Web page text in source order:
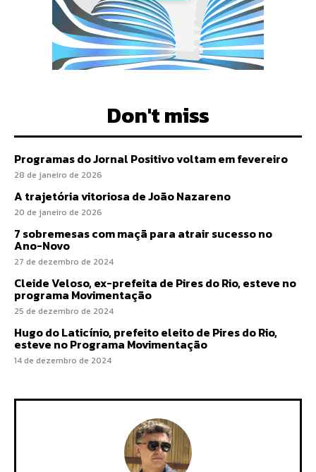
Don't miss
Programas do Jornal Positivo voltam em fevereiro
28 de janeiro de 2026
A trajetória vitoriosa de João Nazareno
20 de janeiro de 2026
7 sobremesas com maçã para atrair sucesso no
Ano-Novo
27 de dezembro de 2024
Cleide Veloso, ex-prefeita de Pires do Rio, esteve no
programa Movimentação
25 de dezembro de 2024
Hugo do Laticínio, prefeito eleito de Pires do Rio,
esteve no Programa Movimentação
14 de dezembro de 2024